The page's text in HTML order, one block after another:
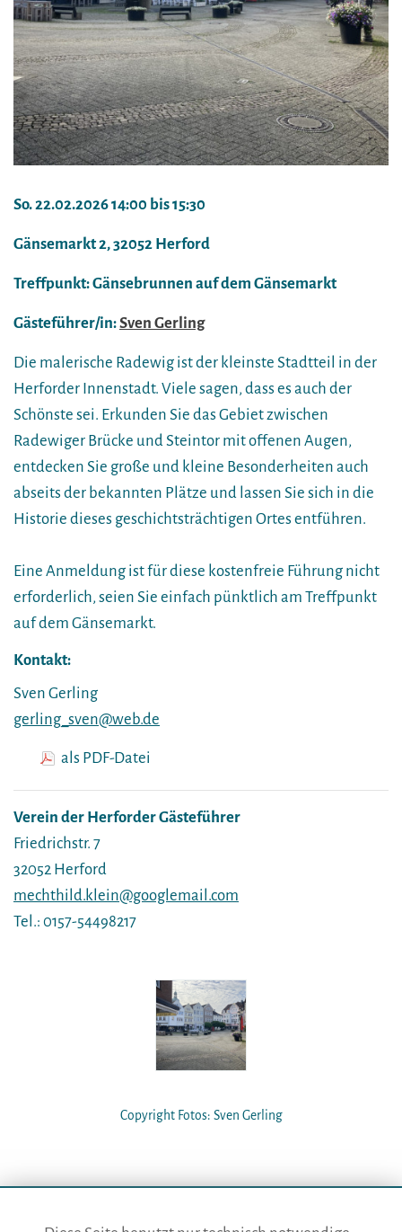
So. 22.02.2026 14:00 bis 15:30
Gänsemarkt 2, 32052 Herford
Treffpunkt: Gänsebrunnen auf dem Gänsemarkt
Gästeführer/in:Sven Gerling
Die malerische Radewig ist der kleinste Stadtteil in der
Herforder Innenstadt. Viele sagen, dass es auch der
Schönste sei. Erkunden Sie das Gebiet zwischen
Radewiger Brücke und Steintor mit offenen Augen,
entdecken Sie große und kleine Besonderheiten auch
abseits der bekannten Plätze und lassen Sie sich in die
Historie dieses geschichtsträchtigen Ortes entführen.
Eine Anmeldung ist für diese kostenfreie Führung nicht
erforderlich, seien Sie einfach pünktlich am Treffpunkt
auf dem Gänsemarkt.
Kontakt:
Sven Gerling
gerling_sven@web.de
als PDF-Datei
Verein der Herforder Gästeführer
Friedrichstr. 7
32052 Herford
mechthild.klein@googlemail.com
Tel.: 0157-54498217
Copyright Fotos: Sven Gerling